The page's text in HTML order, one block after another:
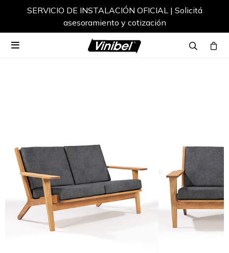
SERVICIO DE INSTALACIÓN OFICIAL | Solicitá
asesoramiento y cotización
